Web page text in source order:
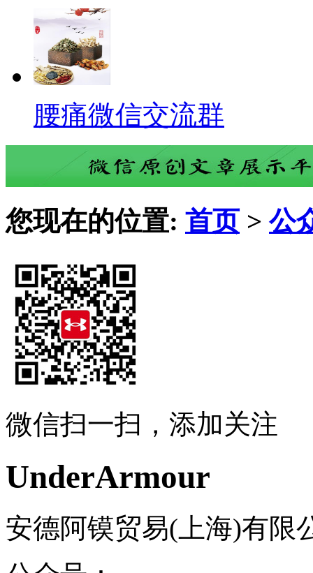
腰痛微信交流群
您现在的位置: 首页 > 公
微信扫一扫，添加关注
UnderArmour
安德阿镆贸易(上海)有限